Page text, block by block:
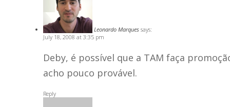
Leonardo Marques says:
July 18, 2008 at 3:35 pm
Deby, é possível que a TAM faça
acho pouco provável.
Reply